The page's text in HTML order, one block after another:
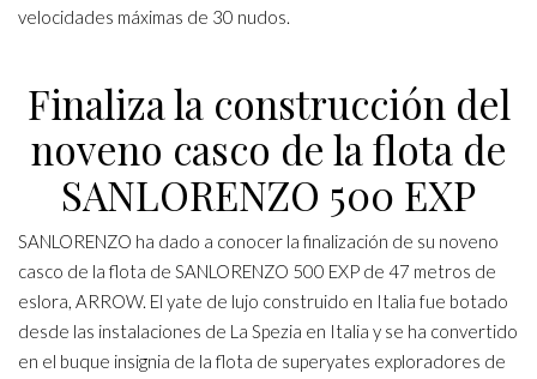
velocidades máximas de 30 nudos.
Finaliza la construcción del
noveno casco de la flota de
SANLORENZO 500 EXP
SANLORENZO ha dado a conocer la finalización de su noveno
casco de la flota de SANLORENZO 500 EXP de 47 metros de
eslora, ARROW. El yate de lujo construido en Italia fue botado
desde las instalaciones de La Spezia en Italia y se ha convertido
en el buque insignia de la flota de superyates exploradores de